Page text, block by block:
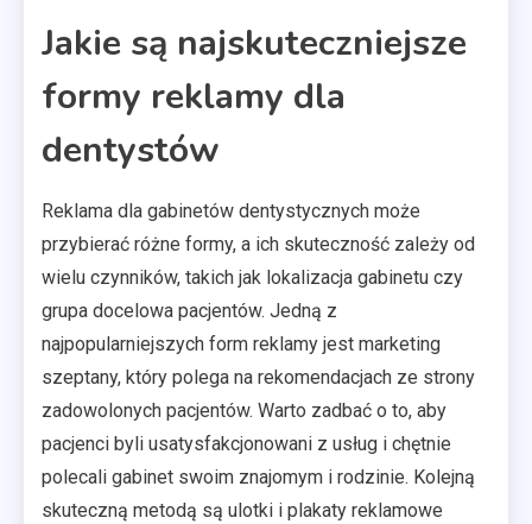
Jakie są najskuteczniejsze
formy reklamy dla
dentystów
Reklama dla gabinetów dentystycznych może
przybierać różne formy, a ich skuteczność zależy od
wielu czynników, takich jak lokalizacja gabinetu czy
grupa docelowa pacjentów. Jedną z
najpopularniejszych form reklamy jest marketing
szeptany, który polega na rekomendacjach ze strony
zadowolonych pacjentów. Warto zadbać o to, aby
pacjenci byli usatysfakcjonowani z usług i chętnie
polecali gabinet swoim znajomym i rodzinie. Kolejną
skuteczną metodą są ulotki i plakaty reklamowe